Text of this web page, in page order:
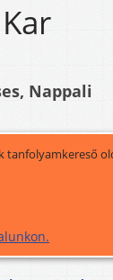
Nappali
tanfolyamkereső